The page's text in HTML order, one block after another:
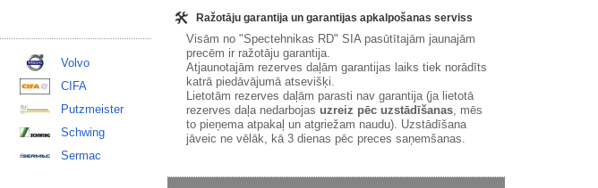
Volvo
CIFA
Putzmeister
Schwing
Sermac
Ražotāju garantija un garantijas apkalpošanas serviss
Visām no "Spectehnikas RD" SIA pasūtītajām jaunajām
precēm ir ražotāju garantija.
Atjaunotajām rezerves daļām garantijas laiks tiek norādīts
katrā piedāvājumā atsevišķi.
Lietotām rezerves daļām parasti nav garantija (ja lietotā
rezerves daļa nedarbojas uzreiz pēc uzstādīšanas, mēs
to pieņema atpakaļ un atgriežam naudu). Uzstādīšana
jāveic ne vēlāk, kā 3 dienas pēc preces saņemšanas.